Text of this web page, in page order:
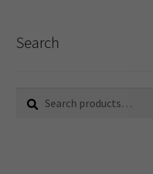
Search
for: